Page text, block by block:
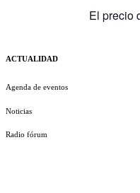
El precio
ACTUALIDAD
Agenda de eventos
Noticias
Radio fórum